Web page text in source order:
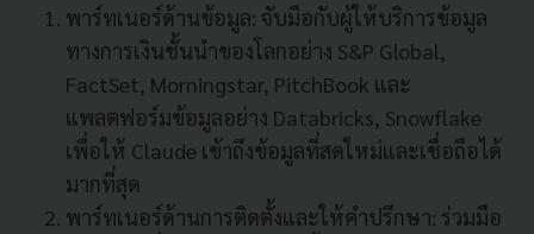
พาร์ทเนอร์ด้านข้อมูล: จับมือกับผู้ให้บริการข้อมูล
ทางการเงินชั้นนำของโลกอย่าง S&P Global,
FactSet, Morningstar, PitchBook และ
แพลตฟอร์มข้อมูลอย่าง Databricks, Snowflake
เพื่อให้ Claude เข้าถึงข้อมูลที่สดใหม่และเชื่อถือได้
มากที่สุด
พาร์ทเนอร์ด้านการติดตั้งและให้คำปรึกษา: ร่วมมือ